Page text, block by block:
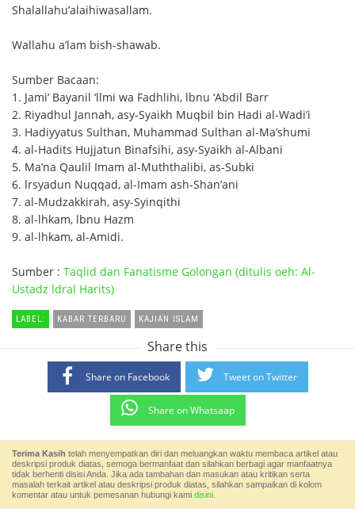
Shalallahu’alaihiwasallam.
Wallahu a’lam bish-shawab.
Sumber Bacaan:
1. Jami’ Bayanil ‘llmi wa Fadhlihi, lbnu ‘Abdil Barr
2. Riyadhul Jannah, asy-Syaikh Muqbil bin Hadi al-Wadi’i
3. Hadiyyatus Sulthan, Muhammad Sulthan al-Ma’shumi
4. al-Hadits Hujjatun Binafsihi, asy-Syaikh al-Albani
5. Ma’na Qaulil Imam al-Muththalibi, as-Subki
6. lrsyadun Nuqqad, al-Imam ash-Shan’ani
7. al-Mudzakkirah, asy-Syinqithi
8. al-lhkam, lbnu Hazm
9. al-lhkam, al-Amidi.
Sumber : Taqlid dan Fanatisme Golongan (ditulis oeh: Al-
Ustadz ldral Harits)
LABEL: KABAR TERBARU KAJIAN ISLAM
Share this
Share on Facebook Tweet on Twitter
Share on Whatsaap
Terima Kasih telah menyempatkan diri dan meluangkan waktu membaca artikel atau
deskripsi produk diatas, semoga bermanfaat dan silahkan berbagi agar manfaatnya
tidak berhenti disisi Anda. Jika ada tambahan dan masukan atau kritikan serta
masalah terkait artikel atau deskripsi produk diatas, silahkan sampaikan di kolom
komentar atau untuk pemesanan hubungi kami disini.